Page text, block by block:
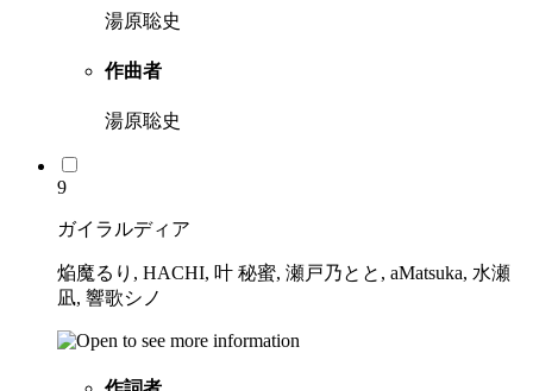
湯原聡史
作曲者
湯原聡史
9
ガイラルディア
焔魔るり, HACHI, 叶 秘蜜, 瀬戸乃とと, aMatsuka, 水瀬
凪, 響歌シノ